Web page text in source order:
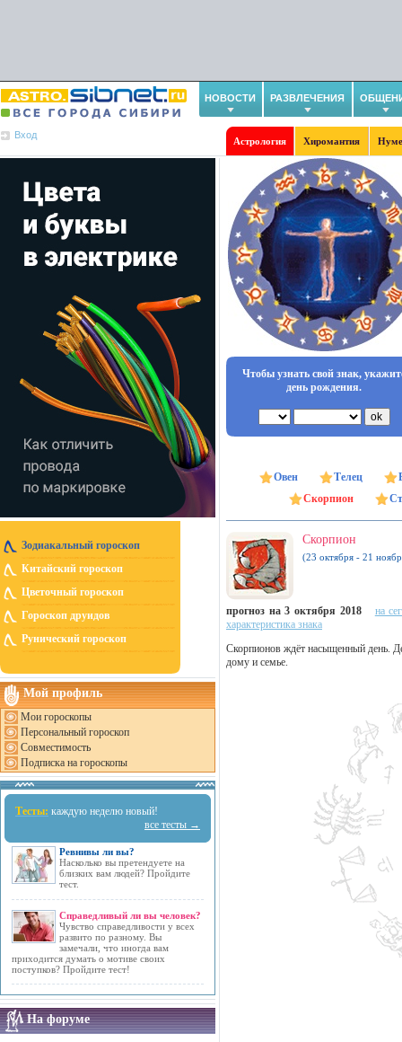
НОВОСТИ РАЗВЛЕЧЕНИЯ
Вход
Астрология Хиромантия
Зодиакальный гороскоп
Китайский гороскоп
Цветочный гороскоп
Гороскоп друидов
Рунический гороскоп
Мой профиль
Мои гороскопы
Персональный гороскоп
Совместимость
Подписка на гороскопы
Тесты: каждую неделю новый!
все тесты →
Ревнивы ли вы?
Насколько вы претендуете на
близких вам людей? Пройдите
тест.
Справедливый ли вы человек?
Чувство справедливости у всех
развито по разному. Вы
замечали, что иногда вам
приходится думать о мотиве своих
поступков? Пройдите тест!
На форуме
Чтобы узнать свой знак,
день рождения.
Овен Телец
Скорпион
Скорпион
(23 октября - 21
прогноз на 3 октября 2018
на
характеристика знака
Скорпионов ждёт насыщенный день.
дому и семье.